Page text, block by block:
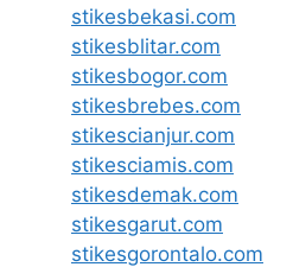
stikesbekasi.com
stikesblitar.com
stikesbogor.com
stikesbrebes.com
stikescianjur.com
stikesciamis.com
stikesdemak.com
stikesgarut.com
stikesgorontalo.com